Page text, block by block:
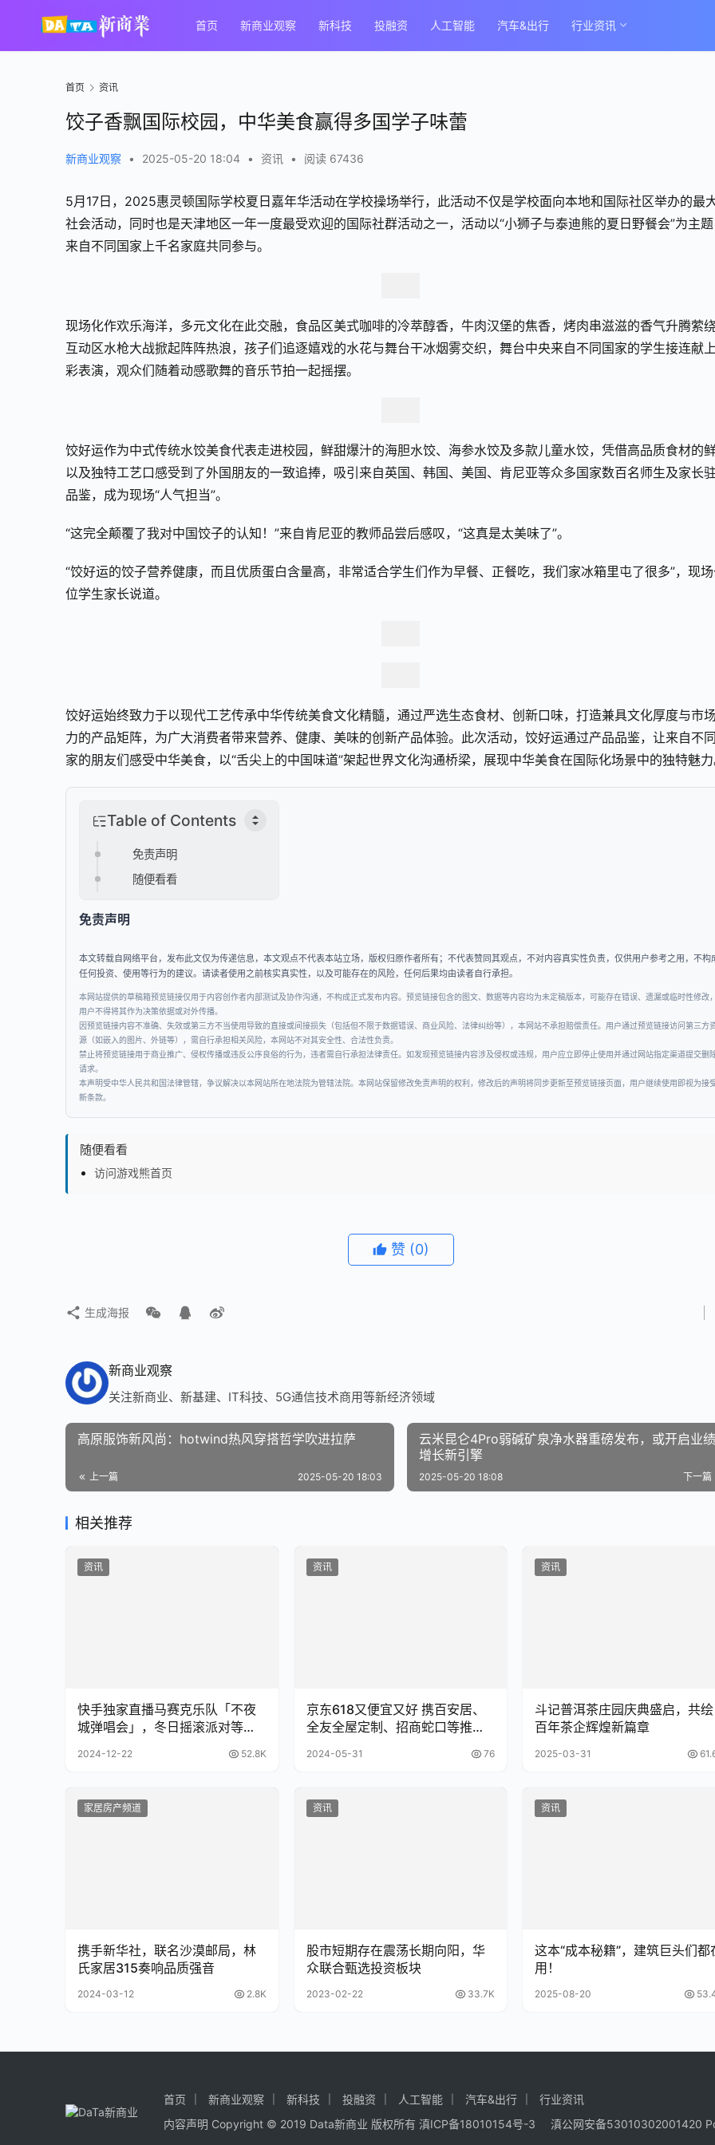
首页 新商业观察 新科技 投融资 人工智能 汽车&出行 行业资讯
首页 资讯
饺子香飘国际校园，中华美食赢得多国学子味蕾
新商业观察 • 2025-05-20 18:04 • 资讯 • 阅读 67436
5月17日，2025惠灵顿国际学校夏日嘉年华活动在学校操场举行，此活动不仅是学校面向本地和国际社区举办的最
社会活动，同时也是天津地区一年一度最受欢迎的国际社群活动之一，活动以“小狮子与泰迪熊的夏日野餐会”为主
来自不同国家上千名家庭共同参与。
现场化作欢乐海洋，多元文化在此交融，食品区美式咖啡的冷萃醇香，牛肉汉堡的焦香，烤肉串滋滋的香气升腾萦
互动区水枪大战掀起阵阵热浪，孩子们追逐嬉戏的水花与舞台干冰烟雾交织，舞台中央来自不同国家的学生接连献
彩表演，观众们随着动感歌舞的音乐节拍一起摇摆。
饺好运作为中式传统水饺美食代表走进校园，鲜甜爆汁的海胆水饺、海参水饺及多款儿童水饺，凭借高品质食材的
以及独特工艺口感受到了外国朋友的一致追捧，吸引来自英国、韩国、美国、肯尼亚等众多国家数百名师生及家长
品鉴，成为现场“人气担当”。
“这完全颠覆了我对中国饺子的认知！”来自肯尼亚的教师品尝后感叹，“这真是太美味了”。
“饺好运的饺子营养健康，而且优质蛋白含量高，非常适合学生们作为早餐、正餐吃，我们家冰箱里屯了很多”，现
位学生家长说道。
饺好运始终致力于以现代工艺传承中华传统美食文化精髓，通过严选生态食材、创新口味，打造兼具文化厚度与市
力的产品矩阵，为广大消费者带来营养、健康、美味的创新产品体验。此次活动，饺好运通过产品品鉴，让来自不
家的朋友们感受中华美食，以“舌尖上的中国味道”架起世界文化沟通桥梁，展现中华美食在国际化场景中的独特魅
Table of Contents
免责声明
随便看看
免责声明
本文转载自网络平台，发布此文仅为传递信息，本文观点不代表本站立场，版权归原作者所有；不代表赞同其观点，不对内容真实性负责，仅供用户参考之用，不构
任何投资、使用等行为的建议。请读者使用之前核实真实性，以及可能存在的风险，任何后果均由读者自行承担。
本网站提供的草稿箱预览链接仅用于内容创作者内部测试及协作沟通，不构成正式发布内容。预览链接包含的图文、数据等内容均为未定稿版本，可能存在错误、遗漏或临时性修改
用户不得将其作为决策依据或对外传播。
因预览链接内容不准确、失效或第三方不当使用导致的直接或间接损失（包括但不限于数据错误、商业风险、法律纠纷等），本网站不承担赔偿责任。用户通过预览链接访问第三方
源（如嵌入的图片、外链等），需自行承担相关风险，本网站不对其安全性、合法性负责。
禁止将预览链接用于商业推广、侵权传播或违反公序良俗的行为，违者需自行承担法律责任。如发现预览链接内容涉及侵权或违规，用户应立即停止使用并通过网站指定渠道提交删
请求。
本声明受中华人民共和国法律管辖，争议解决以本网站所在地法院为管辖法院。本网站保留修改免责声明的权利，修改后的声明将同步更新至预览链接页面，用户继续使用即视为接
新条款。
随便看看
访问游戏熊首页
赞 (0)
生成海报
新商业观察
关注新商业、新基建、IT科技、5G通信技术商用等新经济领域
高原服饰新风尚：hotwind热风穿搭哲学吹进拉萨
上一篇 2025-05-20 18:03
云米昆仑4Pro弱碱矿泉净水器重磅发布，或开启业
增长新引擎
下一篇
2025-05-20 18:08
相关推荐
资讯
快手独家直播马赛克乐队「不夜
城弹唱会」，冬日摇滚派对等你
2024-12-22 52.8K
资讯
京东618又便宜又好 携百安居、
全友全屋定制、招商蛇口等推出
2024-05-31 76
资讯
斗记普洱茶庄园庆典盛启，共绘
百年茶企辉煌新篇章
2025-03-31
家居房产频道
携手新华社，联名沙漠邮局，林
氏家居315奏响品质强音
2024-03-12 2.8K
资讯
股市短期存在震荡长期向阳，华
众联合甄选投资板块
2023-02-22 33.7K
资讯
这本“成本秘籍”，建筑巨头们都
用！
2025-08-20
首页 新商业观察 新科技 投融资 人工智能 汽车&出行
行业资讯
内容声明 Copyright © 2019 Data新商业 版权所有 滇ICP备18010154号-3 滇公网安备53010302001420